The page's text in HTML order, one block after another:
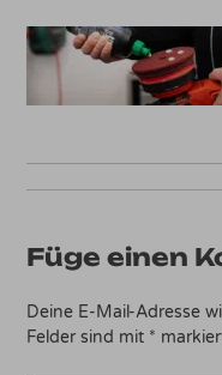
Füge einen
Deine E-Mail-Adresse
Felder sind mit *